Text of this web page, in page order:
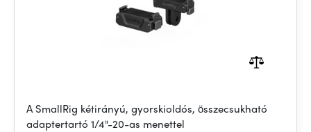
A SmallRig kétirányú, gyorskioldós, összecsukható
adaptertartó 1/4"-20-as menettel